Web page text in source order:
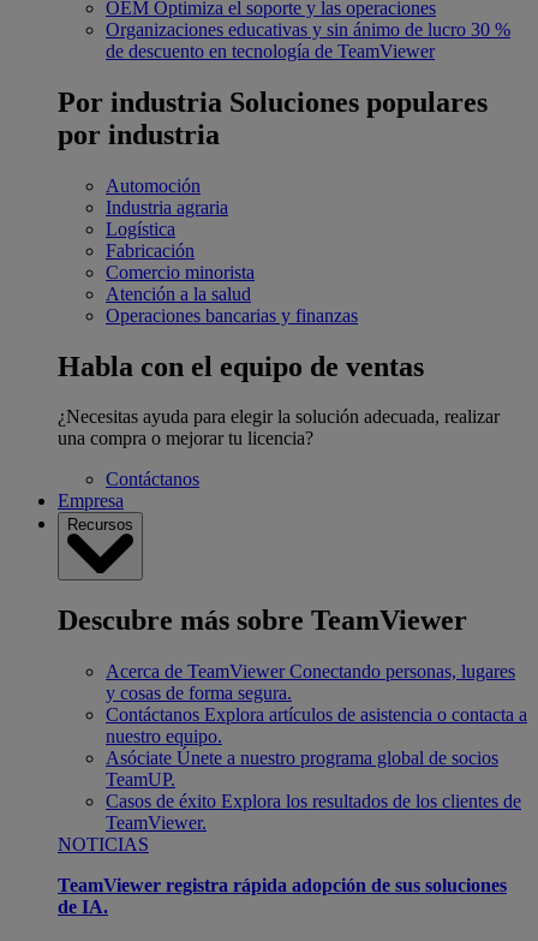
OEM Optimiza el soporte y las operaciones
Organizaciones educativas y sin ánimo de lucro 30 %
de descuento en tecnología de TeamViewer
Por industria Soluciones populares
por industria
Automoción
Industria agraria
Logística
Fabricación
Comercio minorista
Atención a la salud
Operaciones bancarias y finanzas
Habla con el equipo de ventas
¿Necesitas ayuda para elegir la solución adecuada, realizar
una compra o mejorar tu licencia?
Contáctanos
Empresa
Recursos
Descubre más sobre TeamViewer
Acerca de TeamViewer Conectando personas, lugares
y cosas de forma segura.
Contáctanos Explora artículos de asistencia o contacta a
nuestro equipo.
Asóciate Únete a nuestro programa global de socios
TeamUP.
Casos de éxito Explora los resultados de los clientes de
TeamViewer.
NOTICIAS
TeamViewer registra rápida adopción de sus soluciones
de IA.